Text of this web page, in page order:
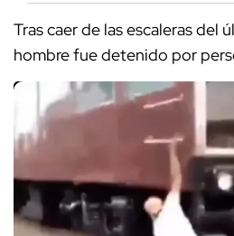
Tras caer de las escaleras del
hombre fue detenido por